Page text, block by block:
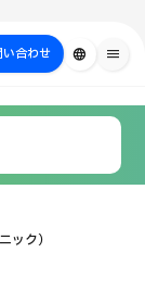
JMHC）
い合わせ language menu
を探す
ック）